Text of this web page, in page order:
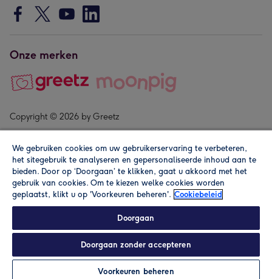
In winkelmand Personaliseren
Onze merken
Copyright © 2026 by Greetz
Alle prijzen zijn inclusief btw en andere heffingen. Lees de
We gebruiken cookies om uw gebruikerservaring te verbeteren,
het sitegebruik te analyseren en gepersonaliseerde inhoud aan te
bieden. Door op ‘Doorgaan’ te klikken, gaat u akkoord met het
gebruik van cookies. Om te kiezen welke cookies worden
geplaatst, klikt u op 'Voorkeuren beheren'. Cookiebeleid
Doorgaan
Doorgaan zonder accepteren
Voorkeuren beheren